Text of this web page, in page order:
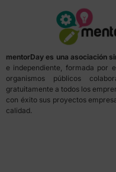
mentorDay es una asociación
e independiente, formada por
organismos públicos
gratuitamente a todos los
con éxito sus proyectos
calidad.